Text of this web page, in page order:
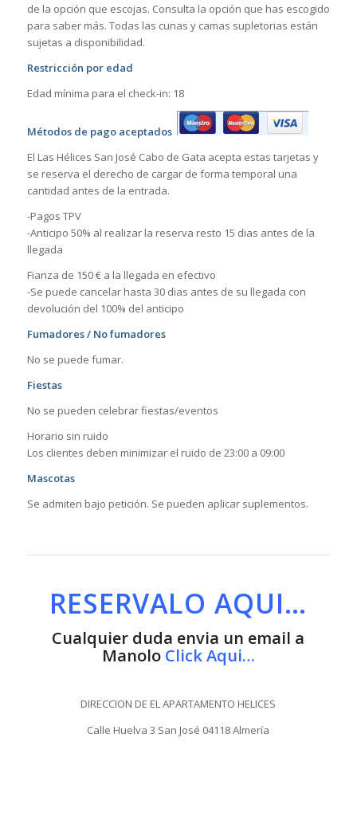
de la opción que escojas. Consulta la opción que has escogido
para saber más. Todas las cunas y camas supletorias están
sujetas a disponibilidad.
Restricción por edad
Edad mínima para el check-in: 18
Métodos de pago aceptados
El Las Hélices San José Cabo de Gata acepta estas tarjetas y
se reserva el derecho de cargar de forma temporal una
cantidad antes de la entrada.
-Pagos TPV
-Anticipo 50% al realizar la reserva resto 15 dias antes de la
llegada
Fianza de 150 € a la llegada en efectivo
-Se puede cancelar hasta 30 dias antes de su llegada con
devolución del 100% del anticipo
Fumadores / No fumadores
No se puede fumar.
Fiestas
No se pueden celebrar fiestas/eventos
Horario sin ruido
Los clientes deben minimizar el ruido de 23:00 a 09:00
Mascotas
Se admiten bajo petición. Se pueden aplicar suplementos.
RESERVALO AQUI…
Cualquier duda envia un email a
Manolo Click Aqui…
DIRECCION DE EL APARTAMENTO HELICES
Calle Huelva 3 San José 04118 Almería